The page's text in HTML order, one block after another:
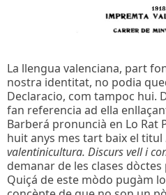
La llengua valenciana, part
nostra identitat, no podia
Declaracio, com tampoc hui.
fan referencia ad ella
Barberá pronuncià en Lo Rat
huit anys mes tart baix el titul
valentinicultura. Discurs vell i
demanar de les clases
Quiçá de este mòdo pugàm